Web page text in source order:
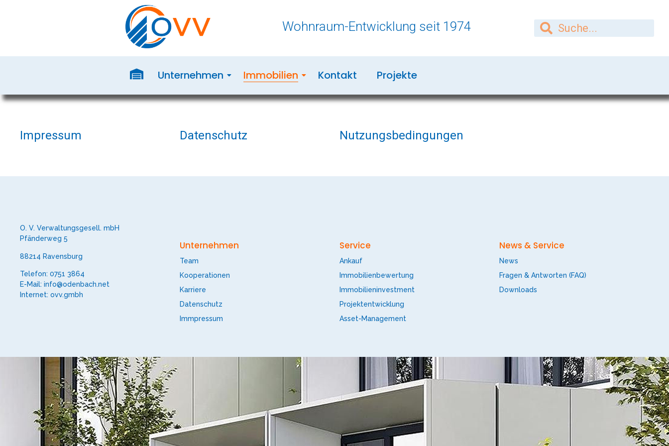
Wohnraum-Entwicklung seit 1974
Unternehmen Immobilien Kontakt Projekte
Impressum Datenschutz Nutzungsbedingungen
O. V. Verwaltungsgesell. mbH
Pfänderweg 5
88214 Ravensburg
Telefon: 0751 3864
E-Mail: info@odenbach.net
Internet: ovv.gmbh
Unternehmen
Team
Kooperationen
Karriere
Datenschutz
Immpressum
Service
Ankauf
Immobilienbewertung
Immobilieninvestment
Projektentwicklung
Asset-Management
News & Service
News
Fragen & Antworten (FAQ)
Downloads